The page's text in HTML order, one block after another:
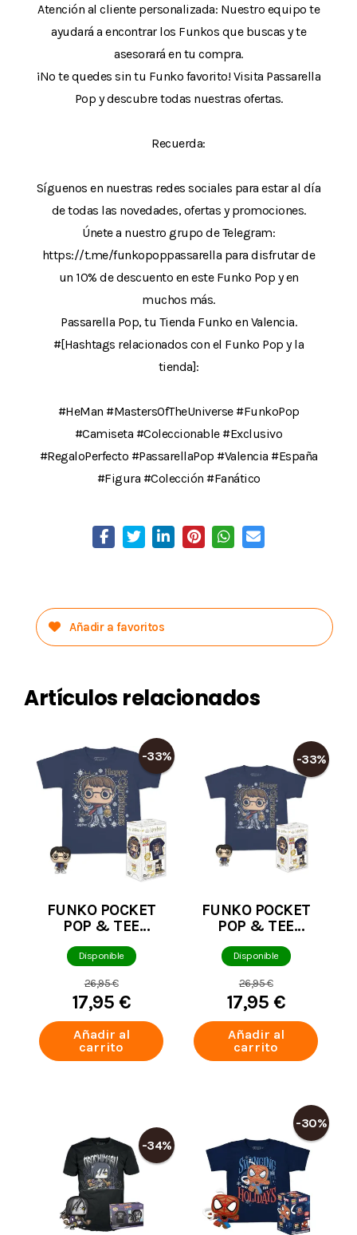
Atención al cliente personalizada: Nuestro equipo te
ayudará a encontrar los Funkos que buscas y te
asesorará en tu compra.
¡No te quedes sin tu Funko favorito! Visita Passarella
Pop y descubre todas nuestras ofertas.
Recuerda:
Síguenos en nuestras redes sociales para estar al día
de todas las novedades, ofertas y promociones.
Únete a nuestro grupo de Telegram:
https://t.me/funkopoppassarella para disfrutar de
un 10% de descuento en este Funko Pop y en
muchos más.
Passarella Pop, tu Tienda Funko en Valencia.
#[Hashtags relacionados con el Funko Pop y la
tienda]:
#HeMan #MastersOfTheUniverse #FunkoPop
#Camiseta #Coleccionable #Exclusivo
#RegaloPerfecto #PassarellaPop #Valencia #España
#Figura #Colección #Fanático
Añadir a favoritos
Artículos relacionados
-33%
FUNKO POCKET
POP & TEE
HOLIDAY HARRY
Disponible
26,95 €
17,95 €
Añadir al
carrito
-33%
FUNKO POCKET
POP & TEE
HOLIDAY HARRY
Disponible
26,95 €
17,95 €
Añadir al
carrito
-34%
-30%